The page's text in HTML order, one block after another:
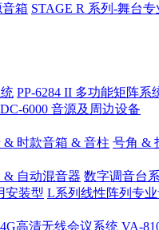
箱 STAGE R 系列-舞台专
PP-6284 II 多功能矩阵系
DC-6000 音源及周边设备
& 时款音箱 & 音柱 号角 &
& 自动混音器 数字调音台
安装型 L系列线性阵列专
高清无线会议系统 VA-